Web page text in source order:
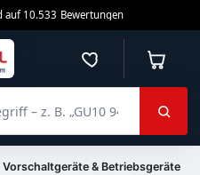
auf 10.533 Bewertungen
Merkzettel
Vorschaltgeräte & Betriebsgeräte